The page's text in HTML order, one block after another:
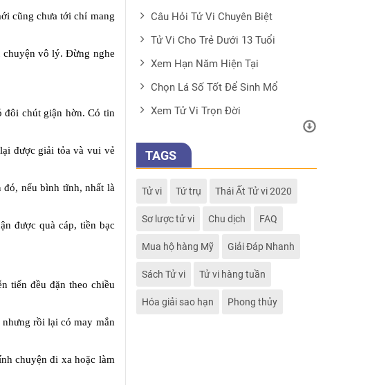
cũng chưa tới chỉ mang
chuyện vô lý. Đừng nghe
đôi chút giận hờn. Có tin
được giải tỏa và vui vẻ
nếu bình tĩnh, nhất là
được quà cáp, tiền bạc
tiến đều đặn theo chiều
rồi lại có may mắn
chuyện đi xa hoặc làm
Câu Hỏi Tử Vi Chuyên Biệt
Tử Vi Cho Trẻ Dưới 13 Tuổi
Xem Hạn Năm Hiện Tại
Chọn Lá Số Tốt Để Sinh Mổ
Xem Tử Vi Trọn Đời
TAGS
Tử vi Tứ trụ Thái Ất Tử vi 2020
Sơ lược tử vi Chu dịch FAQ
Mua hộ hàng Mỹ Giải Đáp Nhanh
Sách Tử vi Tử vi hàng tuần
Hóa giải sao hạn Phong thủy